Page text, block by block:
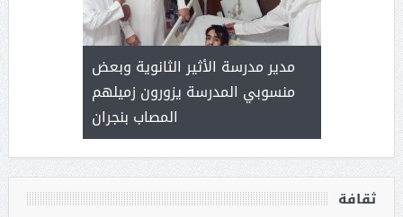
( محمد
مدير مدرسة الأثير الثانوية وبعض
منسوبي المدرسة يزورون زميلهم
المصاب بنجران
) .. ميراث
ثقافة